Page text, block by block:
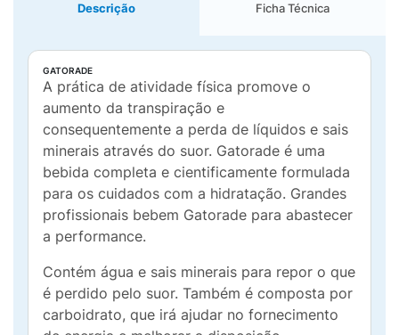
Descrição Ficha Técnica
GATORADE
A prática de atividade física promove o
aumento da transpiração e
consequentemente a perda de líquidos e sais
minerais através do suor. Gatorade é uma
bebida completa e cientificamente formulada
para os cuidados com a hidratação. Grandes
profissionais bebem Gatorade para abastecer
a performance.
Contém água e sais minerais para repor o que
é perdido pelo suor. Também é composta por
carboidrato, que irá ajudar no fornecimento